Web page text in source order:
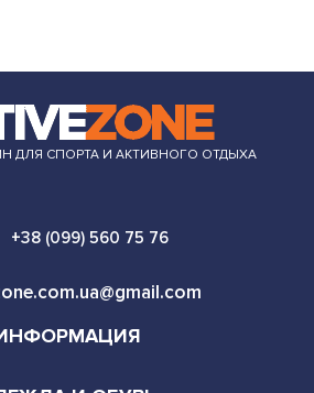
ДЛЯ СПОРТА И АКТИВНОГО ОТДЫХА
+38 (099) 560 75 76